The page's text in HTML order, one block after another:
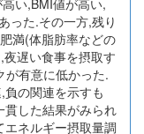
い,BMI値が高い,
った.その一方,残り
満(体脂肪率などの
遅い食事を摂取す
が有意に低かった.
の関連を示すも
した結果がみられ
ネルギー摂取量調